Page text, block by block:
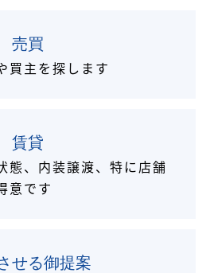
売買
買主を探します
賃貸
態、内装譲渡、特に店舗
意です
せる御提案